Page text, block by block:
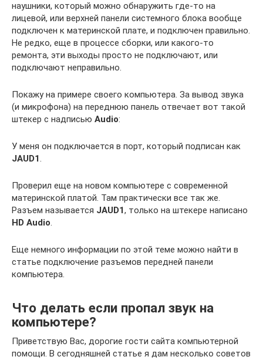
наушники, который можно обнаружить где-то на
лицевой, или верхней панели системного блока вообще
подключен к материнской плате, и подключен правильно.
Не редко, еще в процессе сборки, или какого-то
ремонта, эти выходы просто не подключают, или
подключают неправильно.
Покажу на примере своего компьютера. За вывод звука
(и микрофона) на переднюю панель отвечает вот такой
штекер с надписью Audio:
У меня он подключается в порт, который подписан как
JAUD1.
Проверил еще на новом компьютере с современной
материнской платой. Там практически все так же.
Разъем называется JAUD1, только на штекере написано
HD Audio.
Еще немного информации по этой теме можно найти в
статье подключение разъемов передней панели
компьютера.
Что делать если пропал звук на
компьютере?
Приветствую Вас, дорогие гости сайта компьютерной
помощи. В сегодняшней статье я дам несколько советов